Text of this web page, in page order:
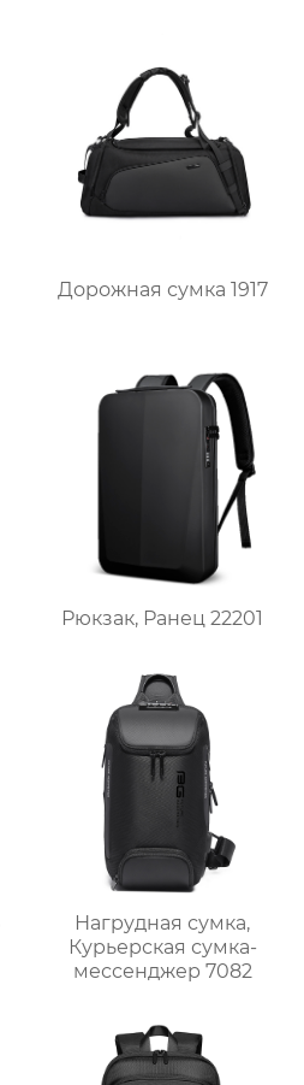
Дорожная сумка 1917
Рюкзак, Ранец 22201
Нагрудная сумка,
Курьерская сумка-
мессенджер 7082